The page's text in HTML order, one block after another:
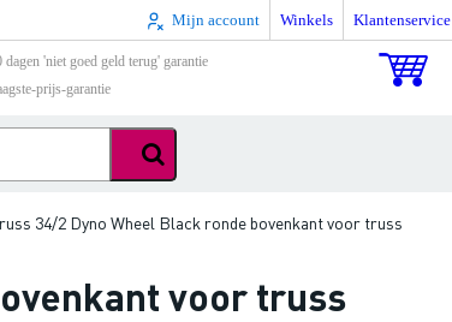
Mijn account Winkels Klantenservice
dagen 'niet goed geld terug' garantie
prijs-garantie
34/2 Dyno Wheel Black ronde bovenkant voor truss
voor truss